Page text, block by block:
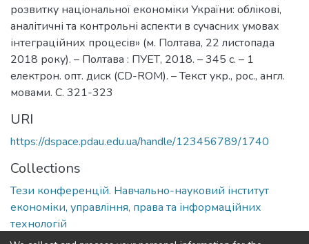
розвитку національної економіки України: облікові,
аналітичні та контрольні аспекти в сучасних умовах
інтеграційних процесів» (м. Полтава, 22 листопада
2018 року). – Полтава : ПУЕТ, 2018. – 345 с. – 1
електрон. опт. диск (CD-ROM). – Текст укр., рос., англ.
мовами. С. 321-323
URI
https://dspace.pdau.edu.ua/handle/123456789/1740
Collections
Тези конференцій. Навчально-науковий інститут
економіки, управління, права та інформаційних
технологій